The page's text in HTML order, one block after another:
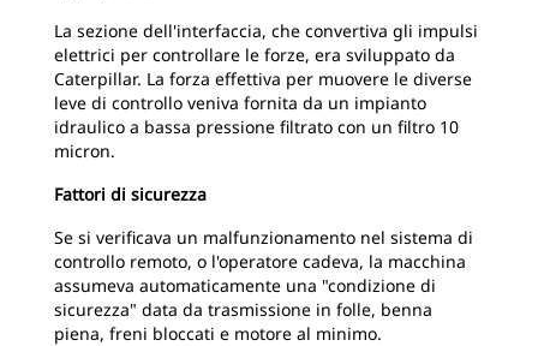
La sezione dell'interfaccia, che convertiva gli impulsi
elettrici per controllare le forze, era sviluppato da
Caterpillar. La forza effettiva per muovere le diverse
leve di controllo veniva fornita da un impianto
idraulico a bassa pressione filtrato con un filtro 10
micron.
Fattori di sicurezza
Se si verificava un malfunzionamento nel sistema di
controllo remoto, o l'operatore cadeva, la macchina
assumeva automaticamente una "condizione di
sicurezza" data da trasmissione in folle, benna
piena, freni bloccati e motore al minimo.